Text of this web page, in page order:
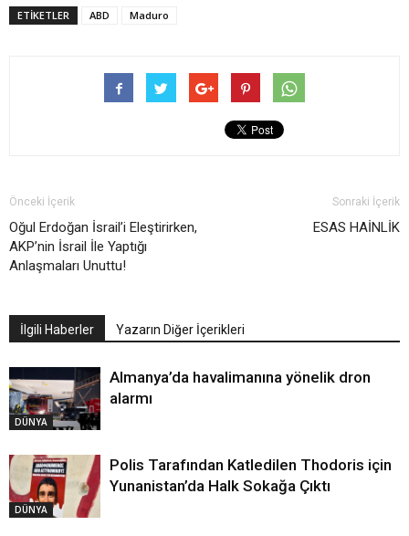
ETIKETLER ABD Maduro
Önceki İçerik
Oğul Erdoğan İsrail’i Eleştirirken,
AKP’nin İsrail İle Yaptığı
Anlaşmaları Unuttu!
Sonraki İçerik
ESAS HAİNLİK
İlgili Haberler Yazarın Diğer İçerikleri
DÜNYA
Almanya’da havalimanına yönelik dron
alarmı
DÜNYA
Polis Tarafından Katledilen Thodoris için
Yunanistan’da Halk Sokağa Çıktı